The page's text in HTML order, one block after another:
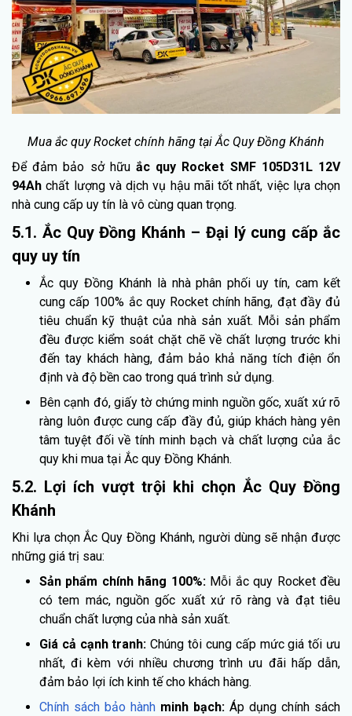
Mua ắc quy Rocket chính hãng tại Ắc Quy Đồng Khánh
Để đảm bảo sở hữu ắc quy Rocket SMF 105D31L 12V
94Ahchất lượng và dịch vụ hậu mãi tốt nhất, việc lựa chọn
nhà cung cấp uy tín là vô cùng quan trọng.
5.1. Ắc Quy Đồng Khánh – Đại lý cung cấp ắc
quy uy tín
Ắc quy Đồng Khánh là nhà phân phối uy tín, cam kết
cung cấp 100% ắc quy Rocket chính hãng, đạt đầy đủ
tiêu chuẩn kỹ thuật của nhà sản xuất. Mỗi sản phẩm
đều được kiểm soát chặt chẽ về chất lượng trước khi
đến tay khách hàng, đảm bảo khả năng tích điện ổn
định và độ bền cao trong quá trình sử dụng.
Bên cạnh đó, giấy tờ chứng minh nguồn gốc, xuất xứ rõ
ràng luôn được cung cấp đầy đủ, giúp khách hàng yên
tâm tuyệt đối về tính minh bạch và chất lượng của ắc
quy khi mua tại Ắc quy Đồng Khánh.
5.2. Lợi ích vượt trội khi chọn Ắc Quy Đồng
Khánh
Khi lựa chọn Ắc Quy Đồng Khánh, người dùng sẽ nhận được
những giá trị sau:
Sản phẩm chính hãng 100%: Mỗi ắc quy Rocket đều
có tem mác, nguồn gốc xuất xứ rõ ràng và đạt tiêu
chuẩn chất lượng của nhà sản xuất.
Giá cả cạnh tranh:Chúng tôi cung cấp mức giá tối ưu
nhất, đi kèm với nhiều chương trình ưu đãi hấp dẫn,
đảm bảo lợi ích kinh tế cho khách hàng.
Chính sách bảo hành minh bạch: Áp dụng chính sách